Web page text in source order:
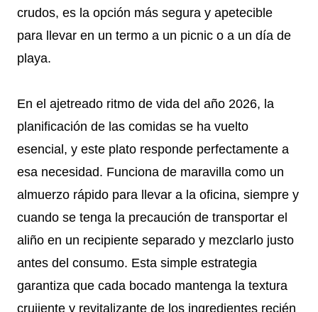
crudos, es la opción más segura y apetecible
para llevar en un termo a un picnic o a un día de
playa.
En el ajetreado ritmo de vida del año 2026, la
planificación de las comidas se ha vuelto
esencial, y este plato responde perfectamente a
esa necesidad. Funciona de maravilla como un
almuerzo rápido para llevar a la oficina, siempre y
cuando se tenga la precaución de transportar el
aliño en un recipiente separado y mezclarlo justo
antes del consumo. Esta simple estrategia
garantiza que cada bocado mantenga la textura
crujiente y revitalizante de los ingredientes recién